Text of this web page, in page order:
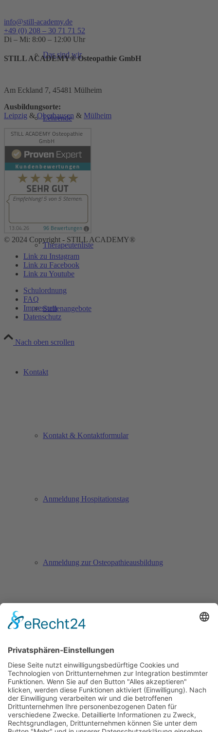
Das sind wir
Lehrende
Kooperationen
Therapeutenliste
Stellenangebote
Kontakt
Kontakt & Kontaktformular
Anmeldung Hospitationstag
Anmeldung zur Osteopathieausbildung
Anmeldung zur Säuglingssprechstunde
Downloads
info@still-academy.de
+49 (0) 208 – 30 71 71 52
Di – Mi: 8:00 – 12:00 Uhr
STILL ACADEMY® Osteopathie GmbH
Am Eckland 7, 45481 Mülheim
Ausbildungsorte:
Leipzig &Oberhausen & Mülheim
© 2024 Copyright - STILL ACADEMY®
Link zu Instagram
Link zu Facebook
Link zu Youtube
Schulordnung
FAQ
Impressum
Datenschutz
Nach oben scrollen